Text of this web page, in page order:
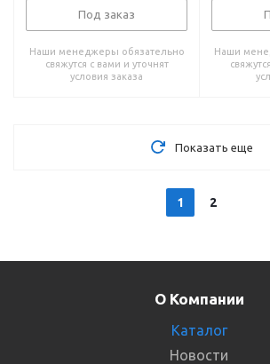
Под заказ
Наши менеджеры обязательно
свяжутся с вами и уточнят
условия заказа
Наши
Показать еще
1 2
О Компании
Каталог
Новости